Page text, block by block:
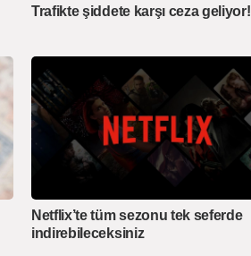
Trafikte şiddete karşı ceza geliyor!
Netflix’te tüm sezonu tek seferde
indirebileceksiniz